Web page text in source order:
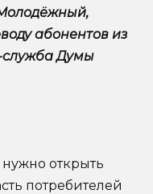
абонентов из
Думы
открыть
потребителей